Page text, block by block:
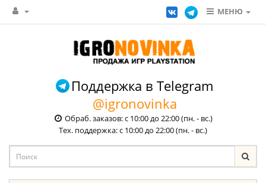
МЕНЮ
Поддержка в Telegram
@igronovinka
Обраб. заказов: с 10:00 до 22:00 (пн. - вс.)
Тех. поддержка: с 10:00 до 22:00 (пн. - вс.)